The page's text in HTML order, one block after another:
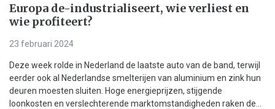
Europa de-industrialiseert, wie verliest en
wie profiteert?
23 februari 2024
Deze week rolde in Nederland de laatste auto van de band, terwijl
eerder ook al Nederlandse smelterijen van aluminium en zink hun
deuren moesten sluiten. Hoge energieprijzen, stijgende
loonkosten en verslechterende marktomstandigheden raken de...